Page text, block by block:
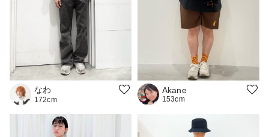
なわ
172cm
Akane
153cm